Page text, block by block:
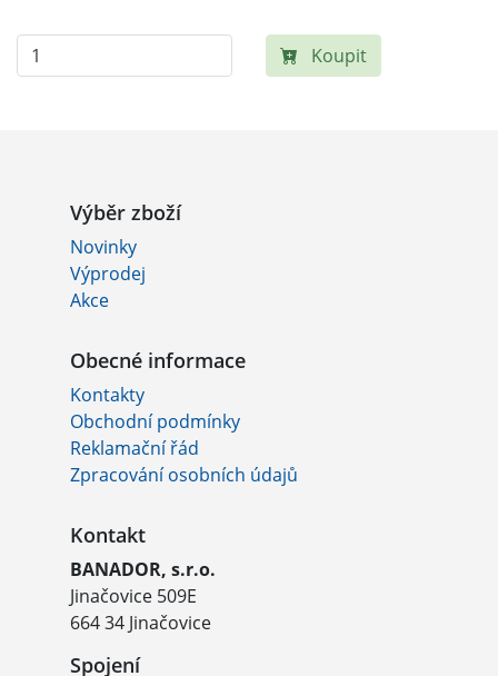
Koupit
Výběr zboží
Novinky
Výprodej
Akce
Obecné informace
Kontakty
Obchodní podmínky
Reklamační řád
Zpracování osobních údajů
Kontakt
BANADOR, s.r.o.
Jinačovice 509E
664 34 Jinačovice
Spojení